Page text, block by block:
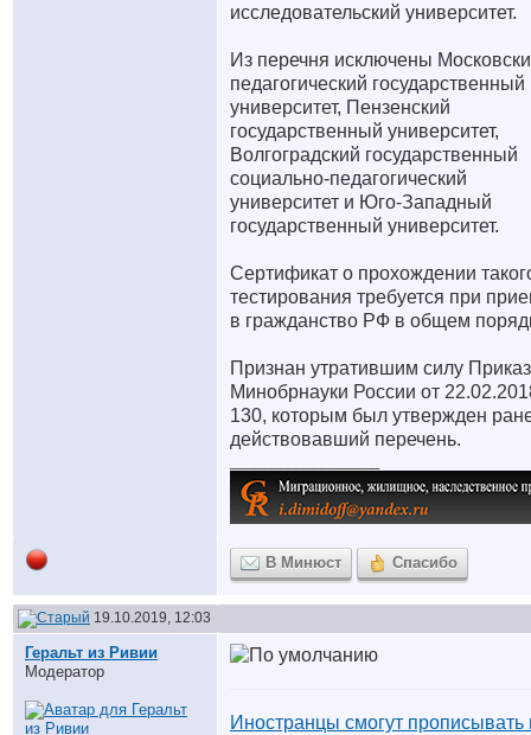
исследовательский университет.
Из перечня исключены
педагогический государственный
университет, Пензенский
государственный университет,
Волгоградский государственный
социально-педагогический
университет и Юго-Западный
государственный университет.
Сертификат о прохождении
тестирования требуется при
в гражданство РФ в общем
Признан утратившим силу Приказ
Минобрнауки России от
130, которым был утвержден
действовавший перечень.
В Минюст Спасибо
19.10.2019, 12:03
Геральт из Ривии
Модератор
Иностранцы смогут прописывать